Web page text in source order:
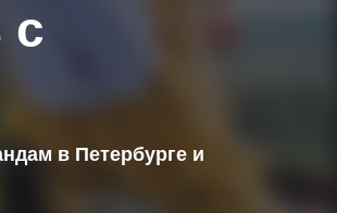
с
в Петербурге и